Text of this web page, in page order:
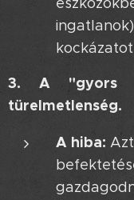
3. A "gyors
türelmetlenség.
A hiba: